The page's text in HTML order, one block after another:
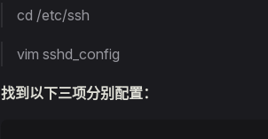
cd /etc/ssh
vim sshd_config
找到以下三项分别配置：